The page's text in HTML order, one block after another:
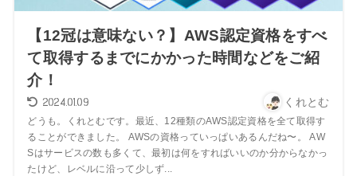
【12冠は意味ない？】AWS認定資格をすべ
て取得するまでにかかった時間などをご紹
介！
2024.01.09 くれとむ
どうも。くれとむです。最近、12種類のAWS認定資格を全て取得す
ることができました。 AWSの資格っていっぱいあるんだね〜。 AW
Sはサービスの数も多くて、最初は何をすればいいのか分からなかっ
たけど、レベルに沿って少しず...